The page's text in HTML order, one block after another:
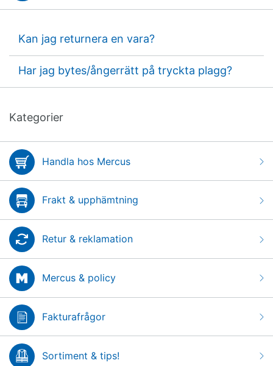
Kan jag returnera en vara?
Har jag bytes/ångerrätt på tryckta plagg?
Kategorier
Handla hos Mercus
Frakt & upphämtning
Retur & reklamation
Mercus & policy
Fakturafrågor
Sortiment & tips!